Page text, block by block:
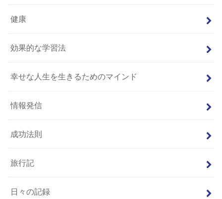
健康
効果的な学習法
幸せな人生を生きるためのマインド
情報発信
成功法則
旅行記
日々の記録